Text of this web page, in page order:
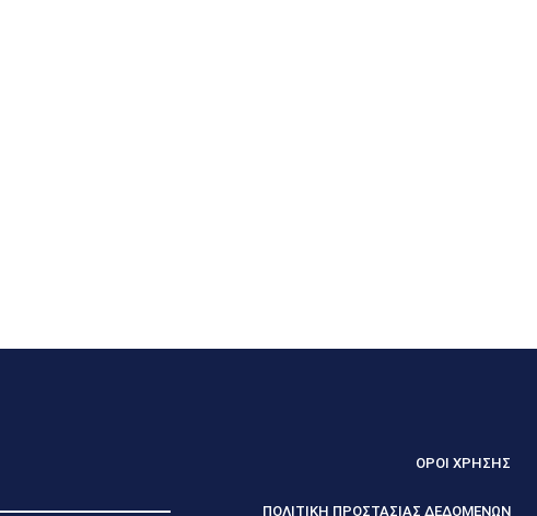
ΟΡΟΙ ΧΡΗΣΗΣ
ΠΟΛΙΤΙΚΗ ΠΡΟΣΤΑΣΙΑΣ ΔΕΔΟΜΕΝΩΝ